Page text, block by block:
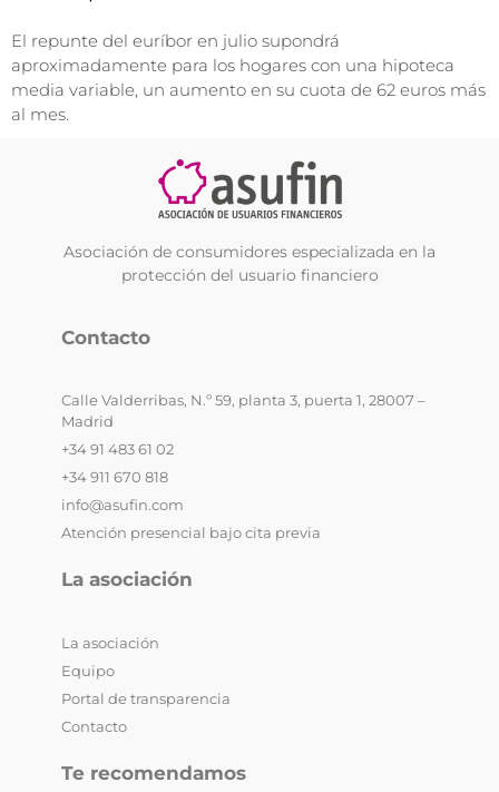
El repunte del euríbor en julio supondrá
aproximadamente para los hogares con una hipoteca
media variable, un aumento en su cuota de 62 euros más
al mes.
Asociación de consumidores especializada en la
protección del usuario financiero
Contacto
Calle Valderribas, N.º 59, planta 3, puerta 1, 28007 –
Madrid
+34 91 483 61 02
+34 911 670 818
info@asufin.com
Atención presencial bajo cita previa
La asociación
La asociación
Equipo
Portal de transparencia
Contacto
Te recomendamos